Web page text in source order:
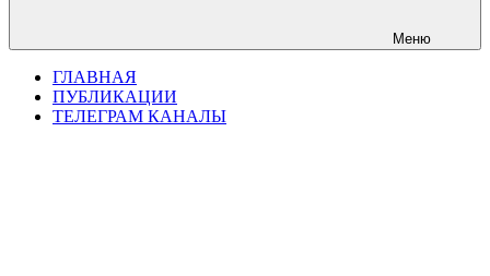
Меню
ГЛАВНАЯ
ПУБЛИКАЦИИ
ТЕЛЕГРАМ КАНАЛЫ